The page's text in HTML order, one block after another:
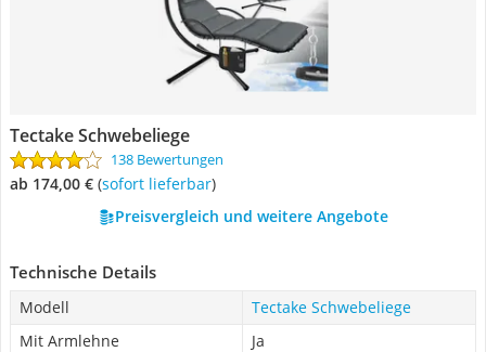
Tectake Schwebeliege
138 Bewertungen
ab 174,00 € ( Sofort lieferbar)
Preisvergleich und weitere Angebote
Technische Details
Modell
Tectake Schwebeliege
Mit Armlehne
Ja